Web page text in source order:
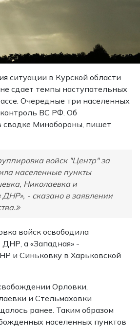
ситуации в Курской области
сдает темпы наступательных
Очередные три населенных
ВС РФ. Об
сводке Минобороны, пишет
войск "Центр" за
населенные пункты
Николаевка и
- сказано в заявлении
войск освободила
а «Западная» -
и Синьковку в Харьковской
Орловки,
и Стельмаховки
ранее. Таким образом
населенных пунктов